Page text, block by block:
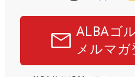
ALBAゴ
メルマガ